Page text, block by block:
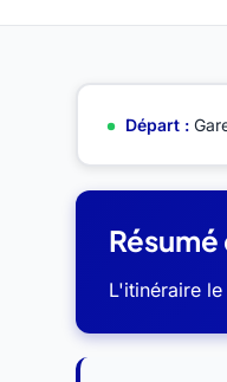
Départ :
L'itinéraire